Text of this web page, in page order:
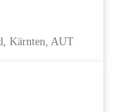
Kärnten, AUT